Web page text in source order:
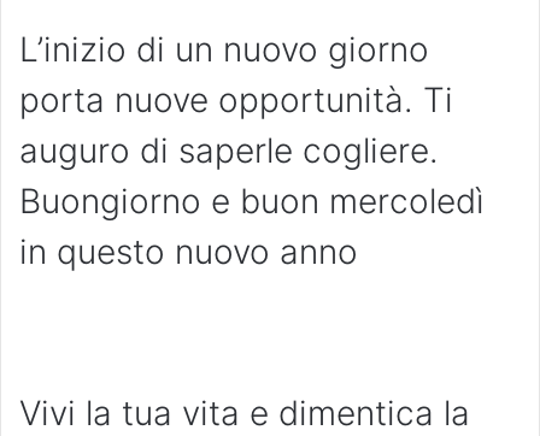
L’inizio di un nuovo giorno
porta nuove opportunità. Ti
auguro di saperle cogliere.
Buongiorno e buon mercoledì
in questo nuovo anno
Vivi la tua vita e dimentica la